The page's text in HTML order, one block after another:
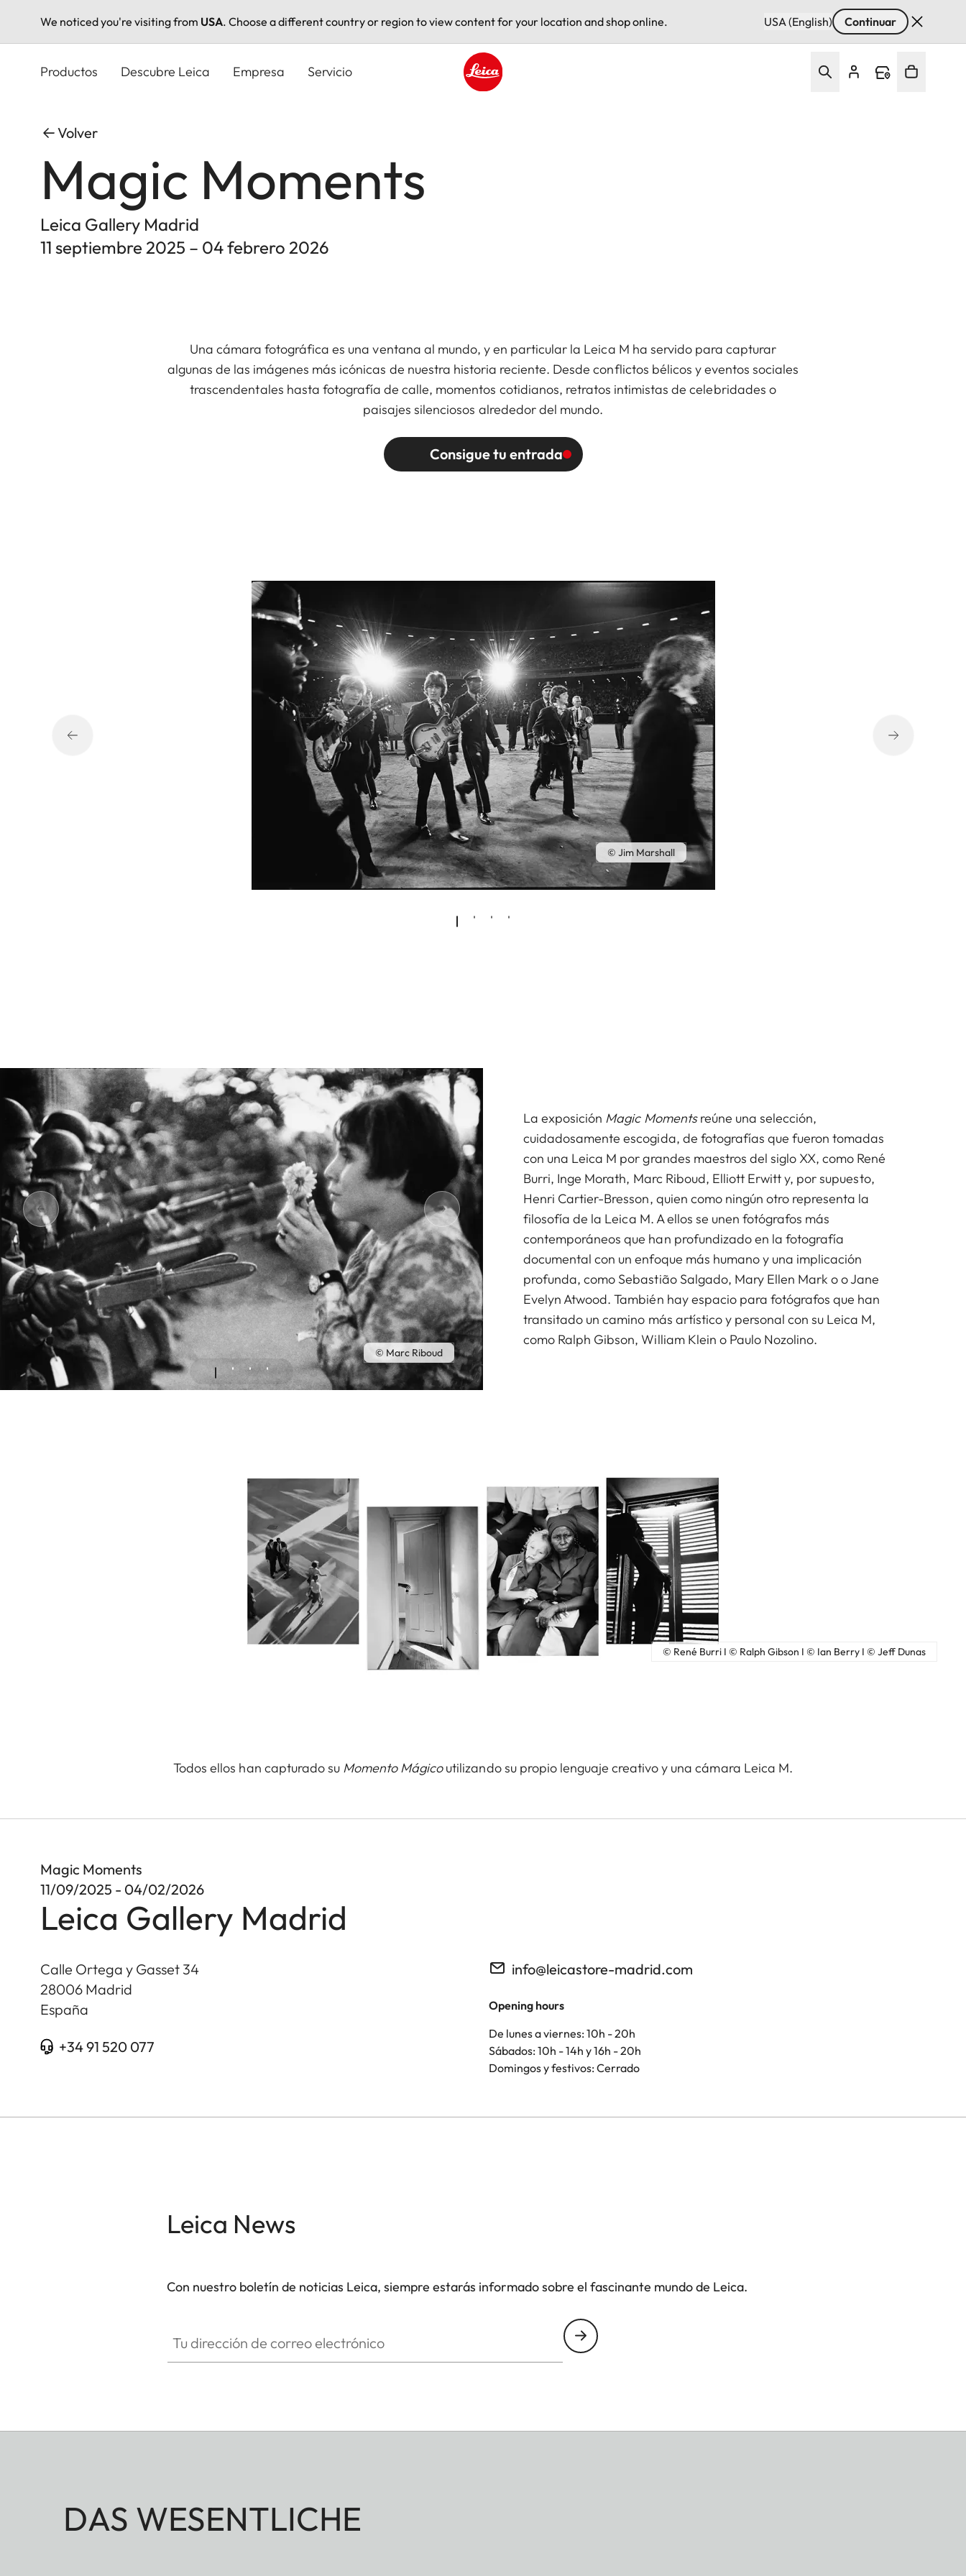
We noticed you're visiting from USA. Choose a different country or region to view content for your location and shop online. USA (English) Continuar
Productos Descubre Leica Empresa Servicio
Volver
Magic Moments
Leica Gallery Madrid
11 septiembre 2025 – 04 febrero 2026
Una cámara fotográfica es una ventana al mundo, y en particular la Leica M ha servido para capturar
algunas de las imágenes más icónicas de nuestra historia reciente. Desde conflictos bélicos y eventos sociales
trascendentales hasta fotografía de calle, momentos cotidianos, retratos intimistas de celebridades o
paisajes silenciosos alrededor del mundo.
Consigue tu entrada
© Jim Marshall
© Marc Riboud
La exposición Magic Momentsreúne una selección,
cuidadosamente escogida, de fotografías que fueron tomadas
con una Leica M por grandes maestros del siglo XX, como René
Burri, Inge Morath, Marc Riboud, Elliott Erwitt y, por supuesto,
Henri Cartier-Bresson, quien como ningún otro representa la
filosofía de la Leica M. A ellos se unen fotógrafos más
contemporáneos que han profundizado en la fotografía
documental con un enfoque más humano y una implicación
profunda, como Sebastião Salgado, Mary Ellen Mark o o Jane
Evelyn Atwood. También hay espacio para fotógrafos que han
transitado un camino más artístico y personal con su Leica M,
como Ralph Gibson, William Klein o Paulo Nozolino.
© René Burri I © Ralph Gibson I © Ian Berry I © Jeff Dunas
Todos ellos han capturado su Momento Mágicoutilizando su propio lenguaje creativo y una cámara Leica M.
Magic Moments
11/09/2025 - 04/02/2026
Leica Gallery Madrid
Calle Ortega y Gasset 34
28006 Madrid
España
+34 91 520 077
info@leicastore-madrid.com
Opening hours
De lunes a viernes: 10h - 20h
Sábados: 10h - 14h y 16h - 20h
Domingos y festivos: Cerrado
Leica News
Con nuestro boletín de noticias Leica, siempre estarás informado sobre el fascinante mundo de Leica.
DAS WESENTLICHE